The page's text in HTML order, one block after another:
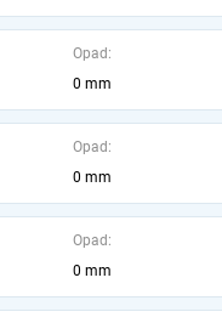
Opad:
0 mm
Opad:
0 mm
Opad:
0 mm